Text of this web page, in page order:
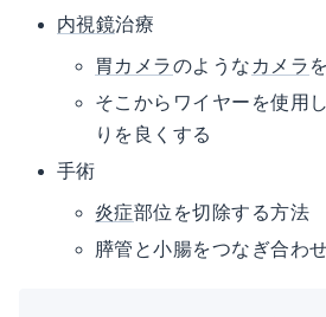
内視鏡治療
胃カメラのような カメラ
そこからワイヤーを使用
りを良くする
手術
炎症部位を切除する方法
膵管と小腸をつなぎ